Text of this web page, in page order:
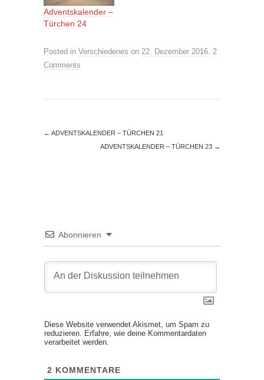
Adventskalender –
Türchen 24
Posted in Verschiedenes on 22. Dezember 2016 2
Comments
← ADVENTSKALENDER – TÜRCHEN 21
ADVENTSKALENDER – TÜRCHEN 23 →
Abonnieren
Diese Website verwendet Akismet, um Spam zu
reduzieren. Erfahre, wie deine Kommentardaten
verarbeitet werden.
2 KOMMENTARE